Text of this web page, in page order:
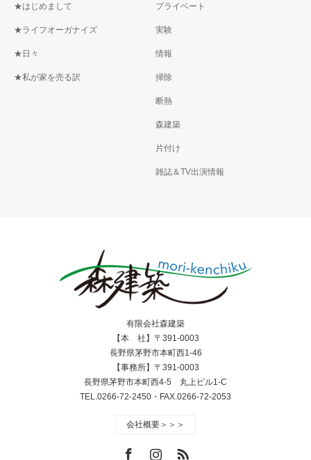
★はじめまして
★ライフオーガナイズ
★日々
★私が家を売る訳
プライベート
実験
情報
掃除
断熱
森建築
片付け
雑誌＆TV出演情報
有限会社森建築
【本 社】〒391-0003
長野県茅野市本町西1-46
【事務所】〒391-0003
長野県茅野市本町西4-5 丸上ビル1-C
TEL.0266-72-2450・FAX.0266-72-2053
会社概要＞＞＞